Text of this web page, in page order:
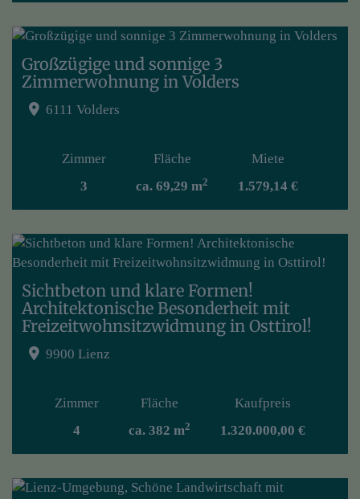
Großzügige und sonnige 3
Zimmerwohnung in Volders
6111 Volders
Zimmer
3
Fläche
ca. 69,29 m2
Miete
1.579,14 €
Sichtbeton und klare Formen!
Architektonische Besonderheit mit
Freizeitwohnsitzwidmung in Osttirol!
9900 Lienz
Zimmer
4
Fläche
ca. 382 m2
Kaufpreis
1.320.000,00 €